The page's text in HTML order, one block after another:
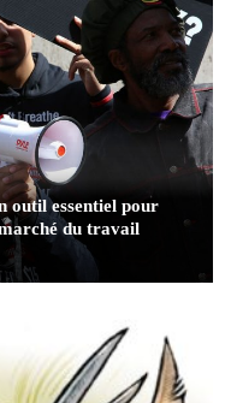
outil essentiel pour
du travail